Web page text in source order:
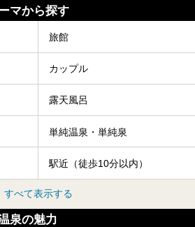
マから探す
旅館
カップル
露天風呂
単純温泉・単純泉
駅近（徒歩10分以内）
すべて表示する
泉の魅力